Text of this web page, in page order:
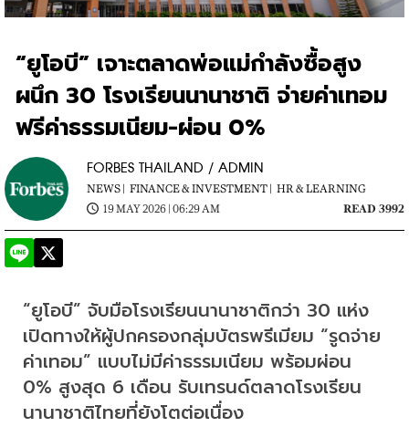
“ยูโอบี” เจาะตลาดพ่อแม่กำลังซื้อสูง
ผนึก 30 โรงเรียนนานาชาติ จ่ายค่าเทอม
ฟรีค่าธรรมเนียม-ผ่อน 0%
FORBES THAILAND / ADMIN
NEWS | FINANCE & INVESTMENT | HR & LEARNING
19 MAY 2026 | 06:29 AM
READ 3992
“ยูโอบี” จับมือโรงเรียนนานาชาติกว่า 30 แห่ง
เปิดทางให้ผู้ปกครองกลุ่มบัตรพรีเมียม “รูดจ่าย
ค่าเทอม” แบบไม่มีค่าธรรมเนียม พร้อมผ่อน
0% สูงสุด 6 เดือน รับเทรนด์ตลาดโรงเรียน
นานาชาติไทยที่ยังโตต่อเนื่อง